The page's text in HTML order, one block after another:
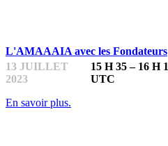
L'AMAAAIA avec les Fondateurs
13 JUILLET
2023
15 H 35 – 16 H
UTC
En savoir plus.